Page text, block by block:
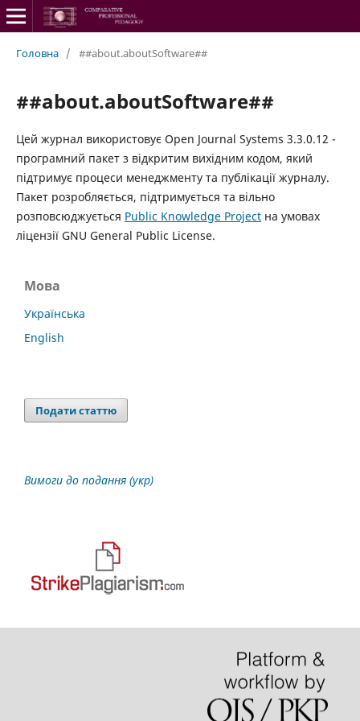
Головна / ##about.aboutSoftware##
##about.aboutSoftware##
Цей журнал використовує Open Journal Systems 3.3.0.12 -
програмний пакет з відкритим вихідним кодом, який
підтримує процеси менеджменту та публікації журналу.
Пакет розробляється, підтримується та вільно
розповсюджується Public Knowledge Projectна умовах
ліцензії GNU General Public License.
Мова
Українська
English
Подати статтю
Вимоги до подання (укр)